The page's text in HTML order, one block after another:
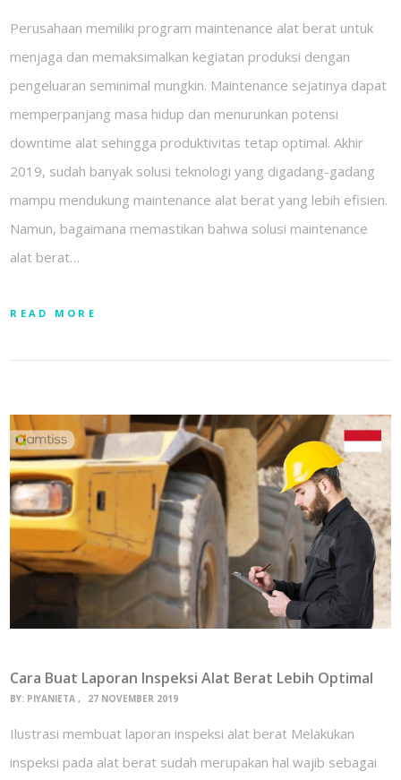
Perusahaan memiliki program maintenance alat berat untuk
menjaga dan memaksimalkan kegiatan produksi dengan
pengeluaran seminimal mungkin. Maintenance sejatinya dapat
memperpanjang masa hidup dan menurunkan potensi
downtime alat sehingga produktivitas tetap optimal. Akhir
2019, sudah banyak solusi teknologi yang digadang-gadang
mampu mendukung maintenance alat berat yang lebih efisien.
Namun, bagaimana memastikan bahwa solusi maintenance
alat berat…
READ MORE
Cara Buat Laporan Inspeksi Alat Berat Lebih Optimal
BY: PIYANIETA 27 NOVEMBER 2019
Ilustrasi membuat laporan inspeksi alat berat Melakukan
inspeksi pada alat berat sudah merupakan hal wajib sebagai